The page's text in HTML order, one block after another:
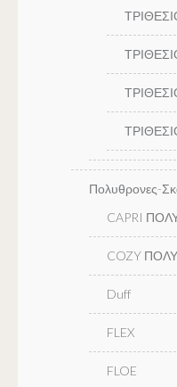
Πολυθρονες-
CAPRI
COZY
Duff
FLEX
FLOE